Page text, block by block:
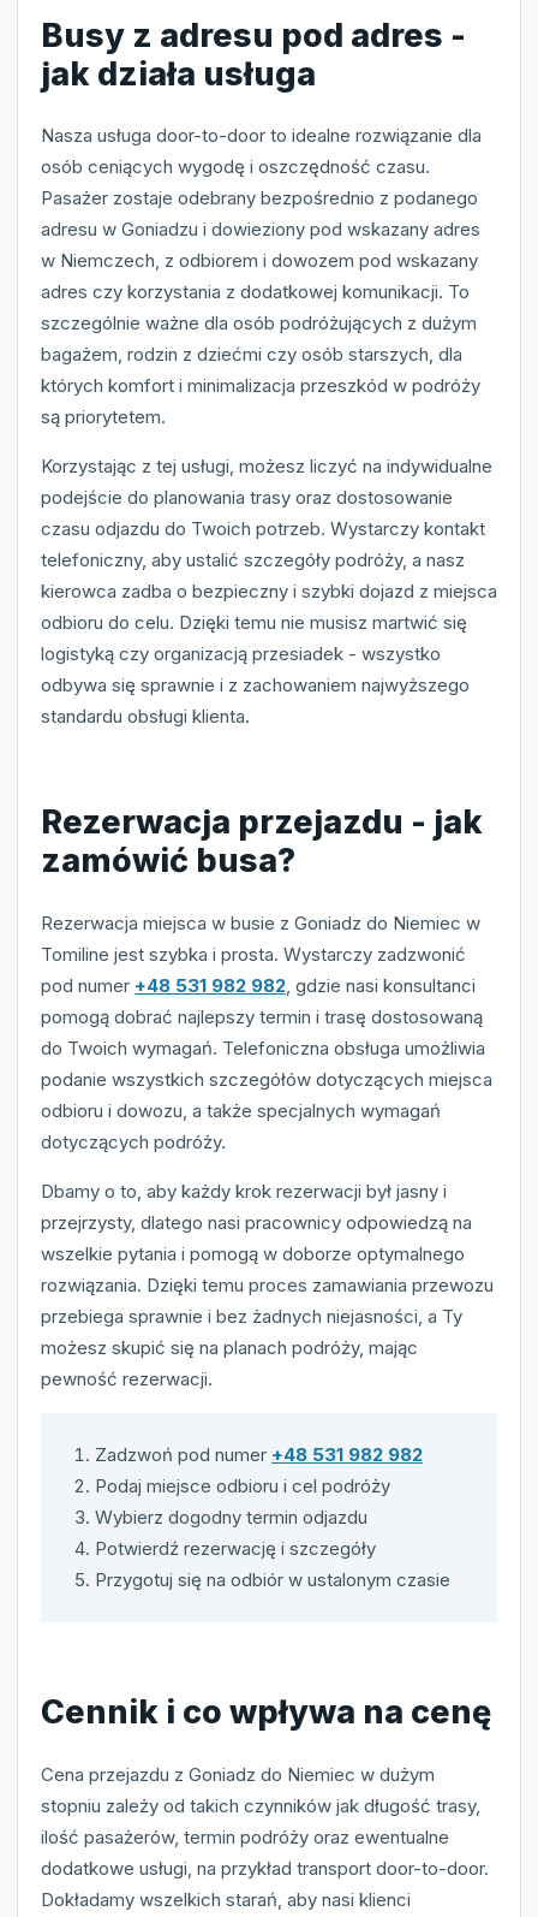
Busy z adresu pod adres -
jak działa usługa
Nasza usługa door-to-door to idealne rozwiązanie dla
osób ceniących wygodę i oszczędność czasu.
Pasażer zostaje odebrany bezpośrednio z podanego
adresu w Goniadzu i dowieziony pod wskazany adres
w Niemczech, z odbiorem i dowozem pod wskazany
adres czy korzystania z dodatkowej komunikacji. To
szczególnie ważne dla osób podróżujących z dużym
bagażem, rodzin z dziećmi czy osób starszych, dla
których komfort i minimalizacja przeszkód w podróży
są priorytetem.
Korzystając z tej usługi, możesz liczyć na indywidualne
podejście do planowania trasy oraz dostosowanie
czasu odjazdu do Twoich potrzeb. Wystarczy kontakt
telefoniczny, aby ustalić szczegóły podróży, a nasz
kierowca zadba o bezpieczny i szybki dojazd z miejsca
odbioru do celu. Dzięki temu nie musisz martwić się
logistyką czy organizacją przesiadek - wszystko
odbywa się sprawnie i z zachowaniem najwyższego
standardu obsługi klienta.
Rezerwacja przejazdu - jak
zamówić busa?
Rezerwacja miejsca w busie z Goniadz do Niemiec w
Tomiline jest szybka i prosta. Wystarczy zadzwonić
pod numer +48 531 982 982 , gdzie nasi konsultanci
pomogą dobrać najlepszy termin i trasę dostosowaną
do Twoich wymagań. Telefoniczna obsługa umożliwia
podanie wszystkich szczegółów dotyczących miejsca
odbioru i dowozu, a także specjalnych wymagań
dotyczących podróży.
Dbamy o to, aby każdy krok rezerwacji był jasny i
przejrzysty, dlatego nasi pracownicy odpowiedzą na
wszelkie pytania i pomogą w doborze optymalnego
rozwiązania. Dzięki temu proces zamawiania przewozu
przebiega sprawnie i bez żadnych niejasności, a Ty
możesz skupić się na planach podróży, mając
pewność rezerwacji.
Zadzwoń pod numer +48 531 982 982
Podaj miejsce odbioru i cel podróży
Wybierz dogodny termin odjazdu
Potwierdź rezerwację i szczegóły
Przygotuj się na odbiór w ustalonym czasie
Cennik i co wpływa na cenę
Cena przejazdu z Goniadz do Niemiec w dużym
stopniu zależy od takich czynników jak długość trasy,
ilość pasażerów, termin podróży oraz ewentualne
dodatkowe usługi, na przykład transport door-to-door.
Dokładamy wszelkich starań, aby nasi klienci